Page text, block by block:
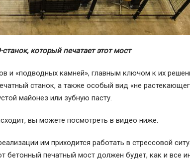
который печатает этот мост
и «подводных камней», главным ключом к их
станок, а также особый вид «не
майонез или зубную пасту.
вы можете посмотреть в видео ниже.
им приходится работать в стрессовой
бетонный печатный мост должен будет, как и все